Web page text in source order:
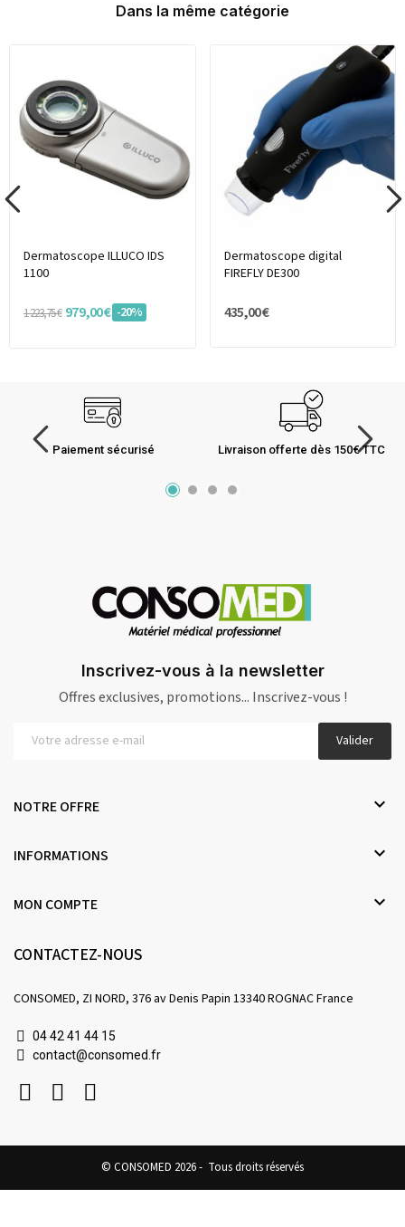
Dans la même catégorie
Dermatoscope ILLUCO IDS
1100
1 223,75 € 979,00 € -20%
Dermatoscope digital
FIREFLY DE300
435,00 €
Paiement sécurisé Livraison offerte dès 150€ TTC
Inscrivez-vous à la newsletter
Offres exclusives, promotions... Inscrivez-vous !
Valider
NOTRE OFFRE 
INFORMATIONS 
MON COMPTE 
CONTACTEZ-NOUS
CONSOMED, ZI NORD, 376 av Denis Papin 13340 ROGNAC France
04 42 41 44 15
contact@consomed.fr
© CONSOMED 2026 - Tous droits réservés